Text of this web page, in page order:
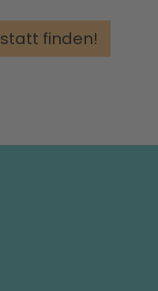
finden!